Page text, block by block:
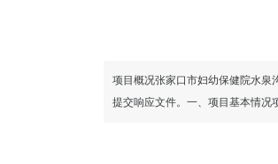
项目概况张家口市妇幼保健院水泉
提交响应文件。一、项目基本情况